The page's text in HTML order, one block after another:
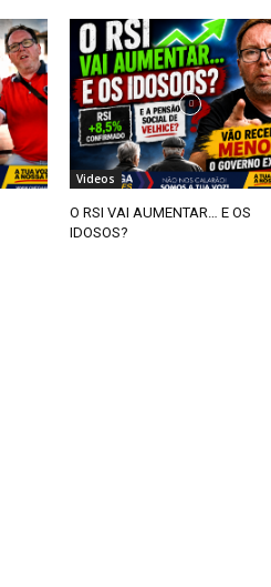
Videos
O RSI VAI AUMENTAR… E OS
IDOSOS?